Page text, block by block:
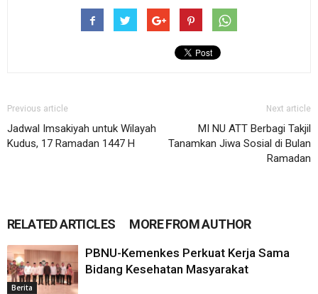
Previous article
Jadwal Imsakiyah untuk Wilayah
Kudus, 17 Ramadan 1447 H
Next article
MI NU ATT Berbagi Takjil
Tanamkan Jiwa Sosial di Bulan
Ramadan
RELATED ARTICLES MORE FROM AUTHOR
Berita
PBNU-Kemenkes Perkuat Kerja Sama
Bidang Kesehatan Masyarakat